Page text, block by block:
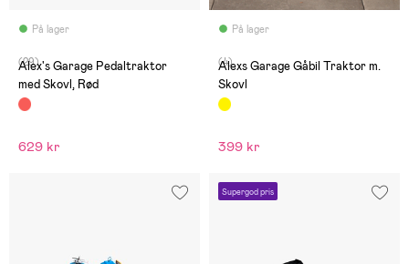
På lager
(29)
Alex's Garage Pedaltraktor
med Skovl, Rød
629 kr
På lager
(4)
Alexs Garage Gåbil Traktor m.
Skovl
399 kr
Supergod pris